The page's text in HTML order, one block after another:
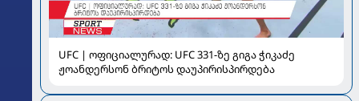
UFC | ოფიციალურად: UFC 331-ზე გიგა ჭიკაძე
ჟოანდერსონ ბრიტოს დაუპირისპირდება